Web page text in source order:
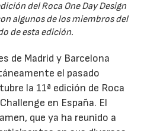
del Roca One Day Design
algunos de los miembros del
de esta edición.
de Madrid y Barcelona
el pasado
la 11ª edición de Roca
en España. El
que ya ha reunido a